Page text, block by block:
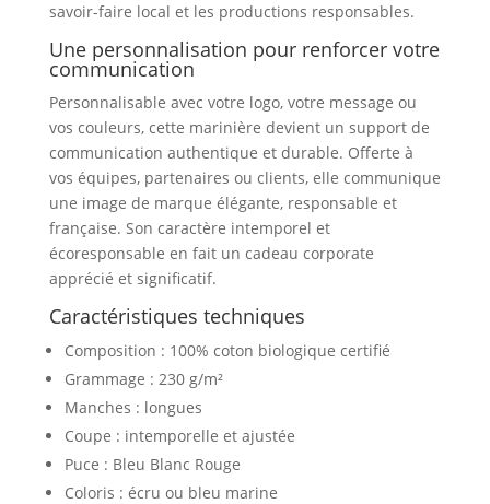
savoir-faire local et les productions responsables.
Une personnalisation pour renforcer votre
communication
Personnalisable avec votre logo, votre message ou
vos couleurs, cette marinière devient un support de
communication authentique et durable. Offerte à
vos équipes, partenaires ou clients, elle communique
une image de marque élégante, responsable et
française. Son caractère intemporel et
écoresponsable en fait un cadeau corporate
apprécié et significatif.
Caractéristiques techniques
Composition : 100% coton biologique certifié
Grammage : 230 g/m²
Manches : longues
Coupe : intemporelle et ajustée
Puce : Bleu Blanc Rouge
Coloris : écru ou bleu marine